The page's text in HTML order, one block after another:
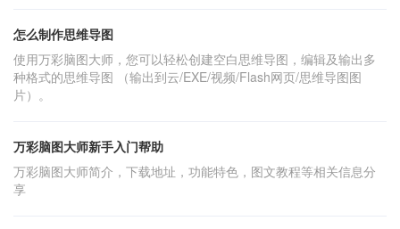
怎么制作思维导图
使用万彩脑图大师，您可以轻松创建空白思维导图，编辑及输出多
种格式的思维导图 （输出到云/EXE/视频/Flash网页/思维导图图
片）。
万彩脑图大师新手入门帮助
万彩脑图大师简介，下载地址，功能特色，图文教程等相关信息分
享